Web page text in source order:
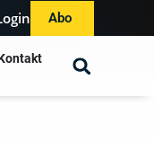
Abo